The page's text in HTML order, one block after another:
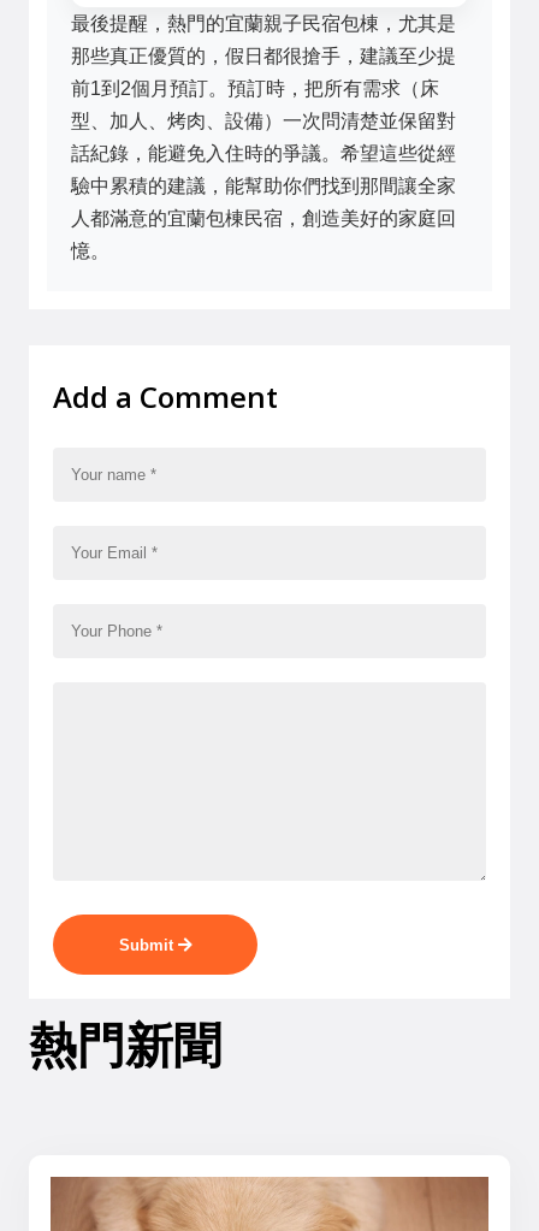
最後提醒，熱門的宜蘭親子民宿包棟，尤其是
那些真正優質的，假日都很搶手，建議至少提
前1到2個月預訂。預訂時，把所有需求（床
型、加人、烤肉、設備）一次問清楚並保留對
話紀錄，能避免入住時的爭議。希望這些從經
驗中累積的建議，能幫助你們找到那間讓全家
人都滿意的宜蘭包棟民宿，創造美好的家庭回
憶。
Add a Comment
Submit
熱門新聞